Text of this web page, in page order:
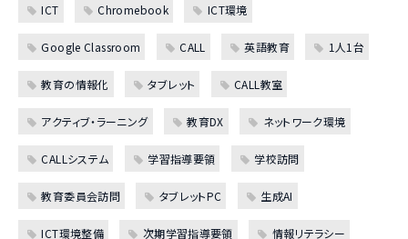
ICT Chromebook ICT環境
Google Classroom CALL 英語教育 1人1台
教育の情報化 タブレット CALL教室
アクティブ・ラーニング 教育DX ネットワーク環境
CALLシステム 学習指導要領 学校訪問
教育委員会訪問 タブレットPC 生成AI
ICT環境整備 次期学習指導要領 情報リテラシー